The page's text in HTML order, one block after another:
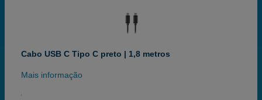
Cabo USB C Tipo C preto | 1,8 metros
Mais informação